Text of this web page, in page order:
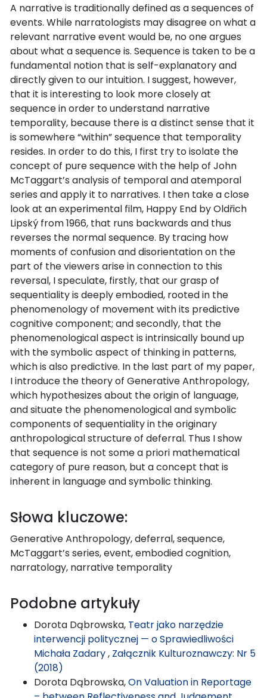
A narrative is traditionally defined as a sequences of
events. While narratologists may disagree on what a
relevant narrative event would be, no one argues
about what a sequence is. Sequence is taken to be a
fundamental notion that is self-explanatory and
directly given to our intuition. I suggest, however,
that it is interesting to look more closely at
sequence in order to understand narrative
temporality, because there is a distinct sense that it
is somewhere “within” sequence that temporality
resides. In order to do this, I first try to isolate the
concept of pure sequence with the help of John
McTaggart’s analysis of temporal and atemporal
series and apply it to narratives. I then take a close
look at an experimental film, Happy End by Oldřich
Lipský from 1966, that runs backwards and thus
reverses the normal sequence. By tracing how
moments of confusion and disorientation on the
part of the viewers arise in connection to this
reversal, I speculate, firstly, that our grasp of
sequentiality is deeply embodied, rooted in the
phenomenology of movement with its predictive
cognitive component; and secondly, that the
phenomenological aspect is intrinsically bound up
with the symbolic aspect of thinking in patterns,
which is also predictive. In the last part of my paper,
I introduce the theory of Generative Anthropology,
which hypothesizes about the origin of language,
and situate the phenomenological and symbolic
components of sequentiality in the originary
anthropological structure of deferral. Thus I show
that sequence is not some a priori mathematical
category of pure reason, but a concept that is
inherent in language and symbolic thinking.
Słowa kluczowe:
Generative Anthropology, deferral, sequence,
McTaggart’s series, event, embodied cognition,
narratology, narrative temporality
Podobne artykuły
Dorota Dąbrowska, Teatr jako narzędzie
interwencji politycznej — o Sprawiedliwości
Michała Zadary, Załącznik Kulturoznawczy: Nr 5
(2018)
Dorota Dąbrowska,On Valuation in Reportage